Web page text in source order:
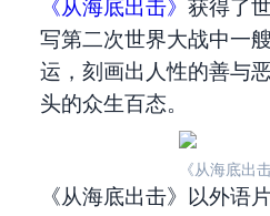
《从海底出击》 获得了
写第二次世界大战中一
运，刻画出人性的善与
头的众生百态。
《从海底出
《从海底出击》以外语